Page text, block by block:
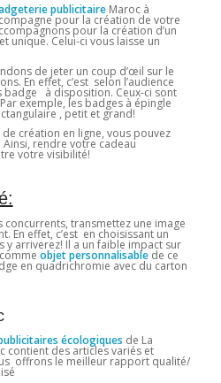
publicitaireMaroc à
pour la création de votre
pour la création d’un
unique. Celui-ci vous laisse un
de jeter un coup d’œil sur le
En effet, c’est selon l’audience
badge à disposition. Ceux-ci sont
exemple, les badges à épingle
, petit et grand!
création en ligne, vous pouvez
rendre votre cadeau
votre visibilité!
transmettez une image
En effet, c’est en choisissant un
y arriverez! Il a un faible impact sur
objet personnalisablede ce
en quadrichromie avec du carton
écologiques de La
contient des articles variés et
offrons le meilleur rapport qualité/